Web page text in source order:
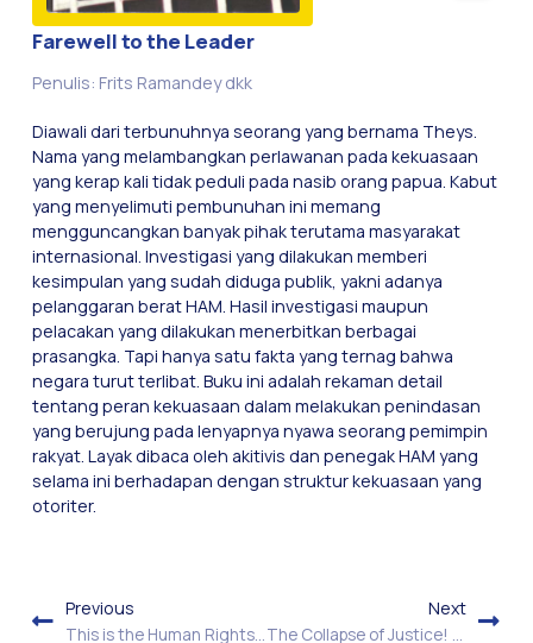
Farewell to the Leader
Penulis: Frits Ramandey dkk
Diawali dari terbunuhnya seorang yang bernama Theys.
Nama yang melambangkan perlawanan pada kekuasaan
yang kerap kali tidak peduli pada nasib orang papua. Kabut
yang menyelimuti pembunuhan ini memang
mengguncangkan banyak pihak terutama masyarakat
internasional. Investigasi yang dilakukan memberi
kesimpulan yang sudah diduga publik, yakni adanya
pelanggaran berat HAM. Hasil investigasi maupun
pelacakan yang dilakukan menerbitkan berbagai
prasangka. Tapi hanya satu fakta yang ternag bahwa
negara turut terlibat. Buku ini adalah rekaman detail
tentang peran kekuasaan dalam melakukan penindasan
yang berujung pada lenyapnya nyawa seorang pemimpin
rakyat. Layak dibaca oleh akitivis dan penegak HAM yang
selama ini berhadapan dengan struktur kekuasaan yang
otoriter.
Previous
This is the Human Rights Book for the Police Academy!
Next
The Collapse of Justice! The Politics of Human Rights Law in the Reformation Era